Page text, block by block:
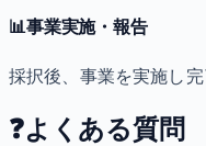
📊事業実施・報告
採択後、事業を実施し
❓よくある質問